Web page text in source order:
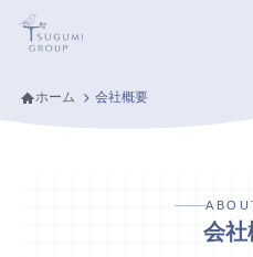
ホーム 会社概要
会社